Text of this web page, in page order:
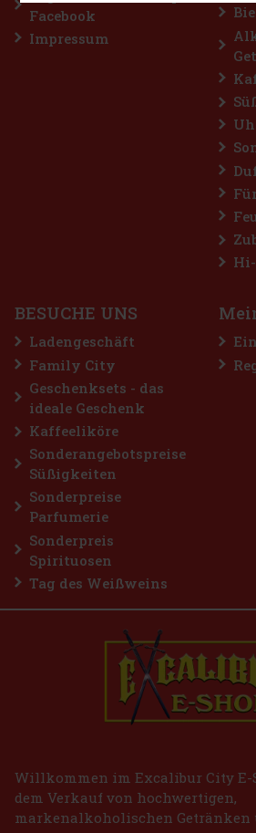
WoodWick Precious Metals
Facebook
Impressum
BESUCHE UNS
Ladengeschäft
Family City
Geschenksets - das
ideale Geschenk
Kaffeeliköre
Sonderangebotspreise
Süßigkeiten
Sonderpreise
Parfumerie
Sonderpreis
Spirituosen
Tag des Weißweins
Willkommen im Excalibur City E-
dem Verkauf von hochwertigen,
markenalkoholischen Getränken